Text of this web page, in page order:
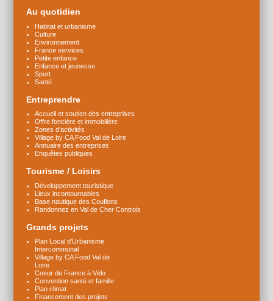
Au quotidien
Habitat et urbanisme
Culture
Environnement
France services
Petite enfance
Enfance et jeunesse
Sport
Santé
Entreprendre
Accueil et soutien des entreprises
Offre foncière et immobilière
Zones d’activités
Village by CA Food Val de Loire
Annuaire des entreprises
Enquêtes publiques
Tourisme / Loisirs
Développement touristique
Lieux incontournables
Base nautique des Couflons
Randonnez en Val de Cher Controis
Grands projets
Plan Local d’Urbanisme
Intercommunal
Village by CA Food Val de
Loire
Coeur de France à Vélo
Convention santé et famille
Plan climat
Financement des projets